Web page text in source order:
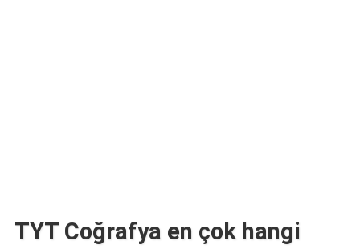
TYT Coğrafya en çok hangi